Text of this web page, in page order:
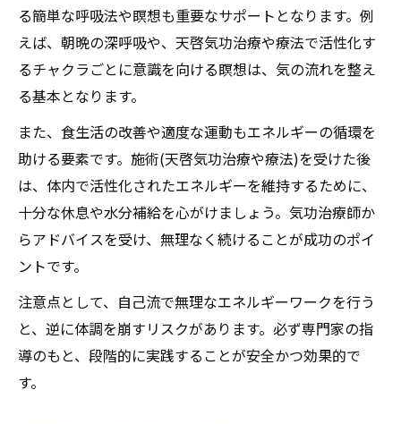
る簡単な呼吸法や瞑想も重要なサポートとなります。例
えば、朝晩の深呼吸や、天啓気功治療や療法で活性化す
るチャクラごとに意識を向ける瞑想は、気の流れを整え
る基本となります。
また、食生活の改善や適度な運動もエネルギーの循環を
助ける要素です。施術(天啓気功治療や療法)を受けた後
は、体内で活性化されたエネルギーを維持するために、
十分な休息や水分補給を心がけましょう。気功治療師か
らアドバイスを受け、無理なく続けることが成功のポイ
ントです。
注意点として、自己流で無理なエネルギーワークを行う
と、逆に体調を崩すリスクがあります。必ず専門家の指
導のもと、段階的に実践することが安全かつ効果的で
す。